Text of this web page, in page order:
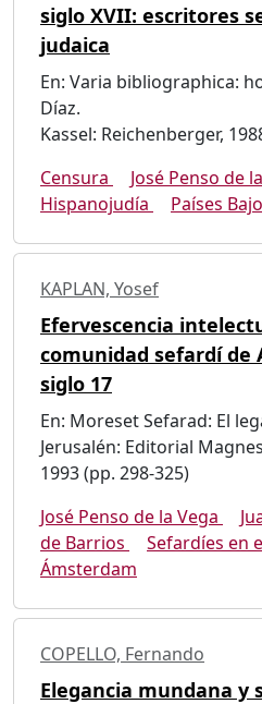
siglo XVII: escritores
judaica
En: Varia bibliographica:
Díaz.
Kassel: Reichenberger,
Censura
José Penso de
Hispanojudía
Países
KAPLAN, Yosef
Efervescencia
comunidad sefardí de
siglo 17
En: Moreset Sefarad: El
Jerusalén: Editorial
1993 (pp. 298-325)
José Penso de la Vega
de Barrios
Sefardíes en
Ámsterdam
COPELLO, Fernando
Elegancia mundana y